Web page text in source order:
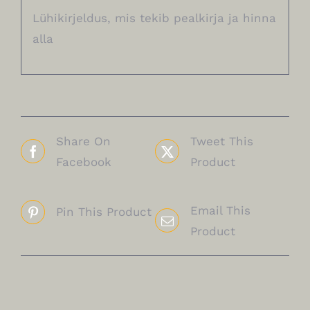
Lühikirjeldus, mis tekib pealkirja ja hinna
alla
Share On
Facebook
Tweet This
Product
Pin This Product
Email This
Product